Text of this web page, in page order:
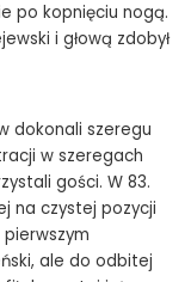
po kopnięciu nogą.
i głową zdobył
dokonali szeregu
w szeregach
gości. W 83.
na czystej pozycji
pierwszym
ale do odbitej